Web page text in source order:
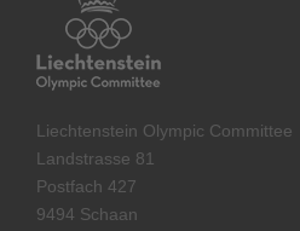
Liechtenstein Olympic Committee
Landstrasse 81
Postfach 427
9494 Schaan